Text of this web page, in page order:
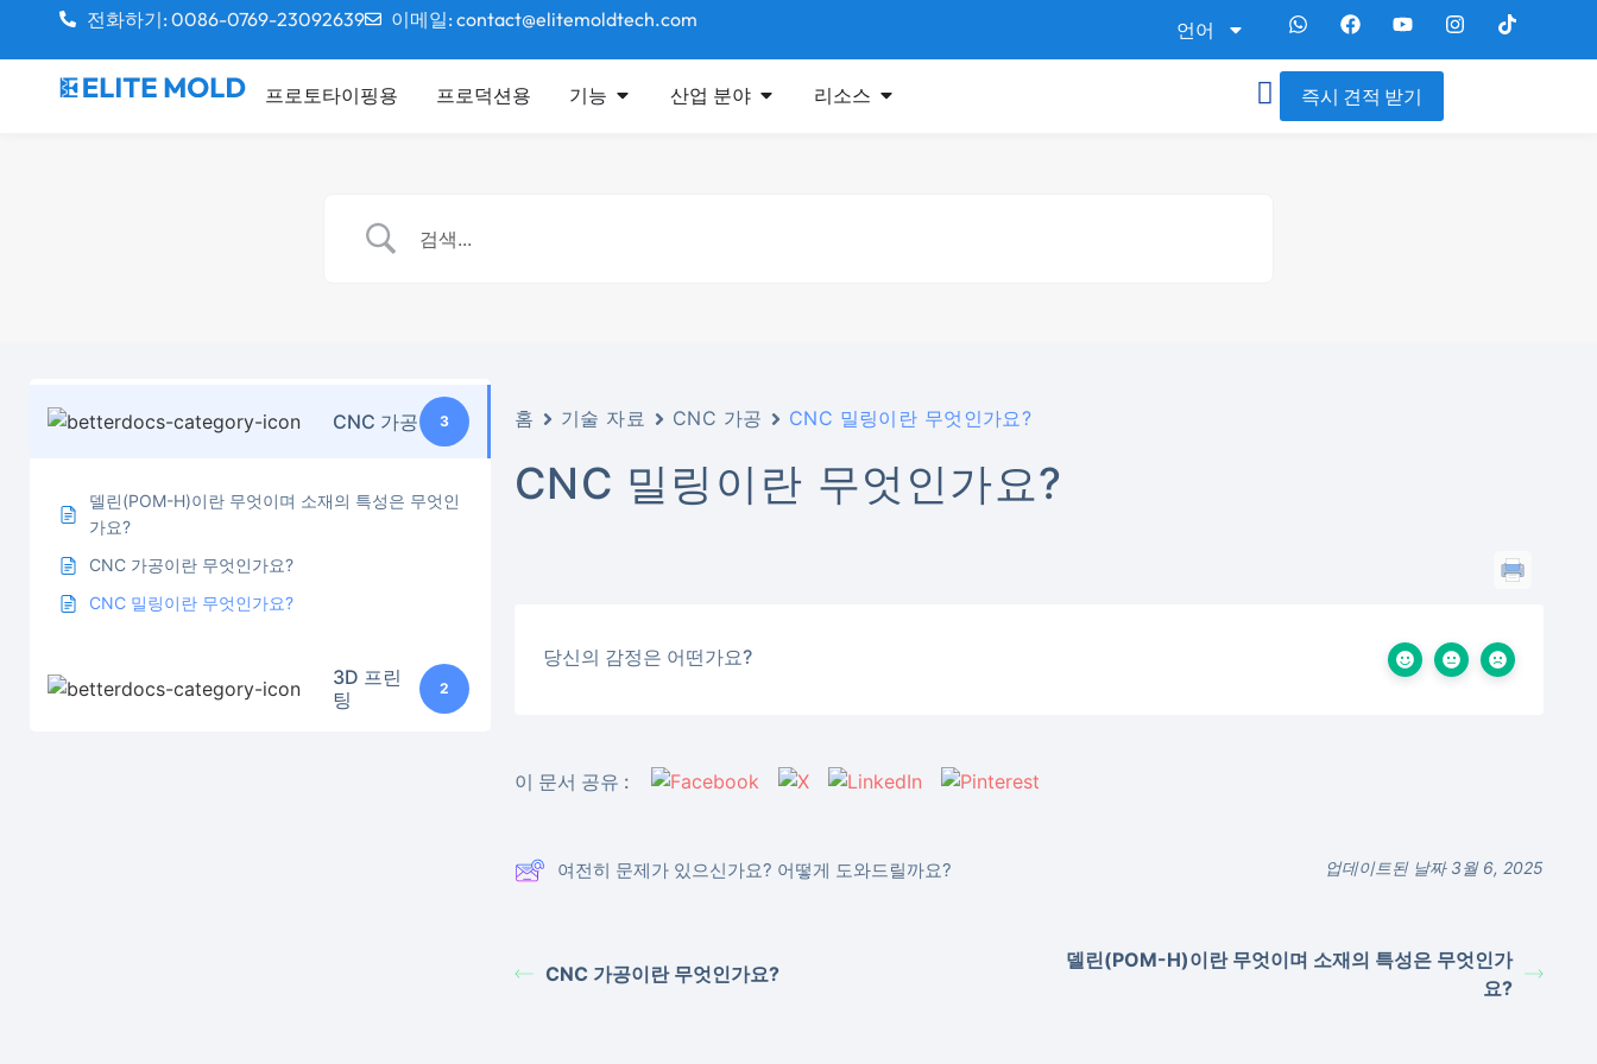
전화하기: 0086-0769-23092639 이메일: contact@elitemoldtech.com 언어
프로토타이핑용 프로덕션용 기능 산업 분야 리소스 즉시 견적 받기
CNC 가공 3
델린(POM-H)이란 무엇이며 소재의 특성은 무엇인
가요?
CNC 가공이란 무엇인가요?
CNC 밀링이란 무엇인가요?
3D 프린
팅
2
홈 기술 자료 CNC 가공 CNC 밀링이란 무엇인가요?
CNC 밀링이란 무엇인가요?
당신의 감정은 어떤가요?
이 문서 공유 :
여전히 문제가 있으신가요? 어떻게 도와드릴까요? 업데이트된 날짜 3월 6, 2025
CNC 가공이란 무엇인가요?
델린(POM-H)이란 무엇이며 소재의 특성은 무엇인가
요?